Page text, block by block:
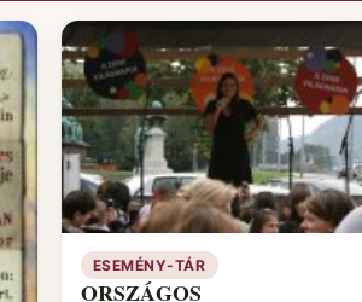
ESEMÉNY-TÁR
ORSZÁGOS